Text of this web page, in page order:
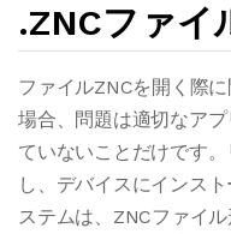
.ZNCファイ
ファイルZNCを開く際
場合、問題は適切なア
ていないことだけです
し、デバイスにインス
ステムは、ZNCファイ